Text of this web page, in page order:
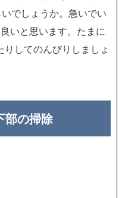
でしょうか。急いでい
いと思います。たまに
してのんびりしましょ
部の掃除